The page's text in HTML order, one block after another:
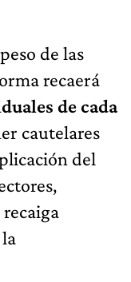
de las
recaerá
de cada
cautelares
del